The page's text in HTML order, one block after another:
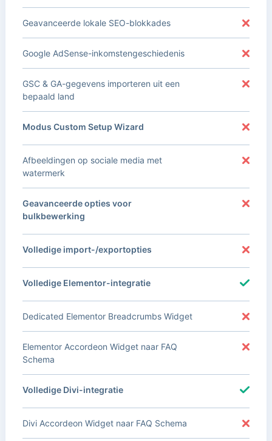
Geavanceerde lokale SEO-blokkades
Google AdSense-inkomstengeschiedenis
GSC & GA-gegevens importeren uit een
bepaald land
Modus Custom Setup Wizard
Afbeeldingen op sociale media met
watermerk
Geavanceerde opties voor
bulkbewerking
Volledige import-/exportopties
Volledige Elementor-integratie
Dedicated Elementor Breadcrumbs Widget
Elementor Accordeon Widget naar FAQ
Schema
Volledige Divi-integratie
Divi Accordeon Widget naar FAQ Schema